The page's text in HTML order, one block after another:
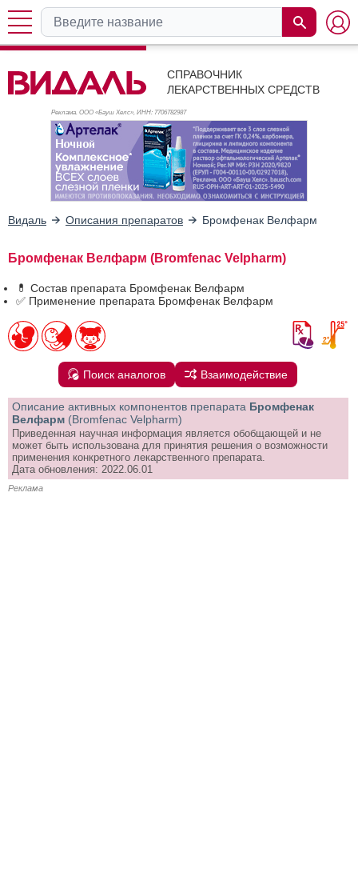
СПРАВОЧНИК
ЛЕКАРСТВЕННЫХ СРЕДСТВ
Реклама. ООО «Бауш Хелс», ИНН: 7706782987
Видаль Описания препаратов Бромфенак Велфарм
Бромфенак Велфарм (Bromfenac Velpharm)
💊 Состав препарата Бромфенак Велфарм
✅ Применение препарата Бромфенак Велфарм
Поиск аналогов Взаимодействие
Описание активных компонентов препарата Бромфенак
Велфарм (Bromfenac Velpharm)
Приведенная научная информация является обобщающей и не
может быть использована для принятия решения о возможности
применения конкретного лекарственного препарата.
Дата обновления: 2022.06.01
Реклама